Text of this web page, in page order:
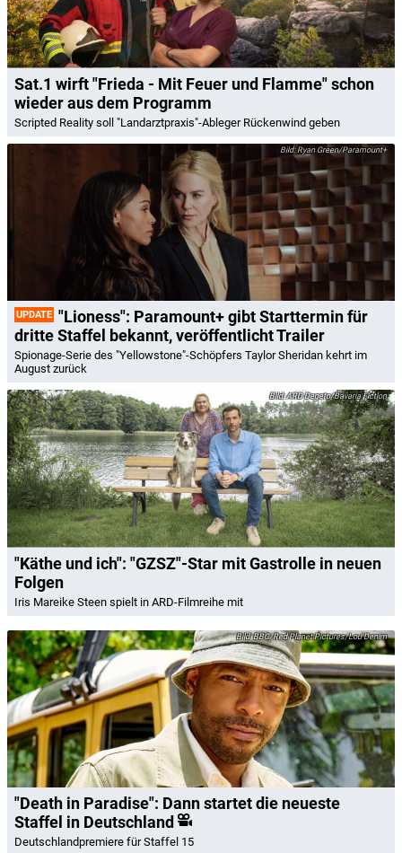
Sat.1 wirft "Frieda - Mit Feuer und Flamme" schon
wieder aus dem Programm
Scripted Reality soll "Landarztpraxis"-Ableger Rückenwind geben
Ryan Green/Paramount+
UPDATE "Lioness": Paramount+ gibt Starttermin für
dritte Staffel bekannt, veröffentlicht Trailer
Spionage-Serie des "Yellowstone"-Schöpfers Taylor Sheridan kehrt im
August zurück
ARD Degeto/Bavaria Fiction
"Käthe und ich": "GZSZ"-Star mit Gastrolle in neuen
Folgen
Iris Mareike Steen spielt in ARD-Filmreihe mit
BBC/Red Planet Pictures/Lou Denim
"Death in Paradise": Dann startet die neueste
Staffel in Deutschland
Deutschlandpremiere für Staffel 15